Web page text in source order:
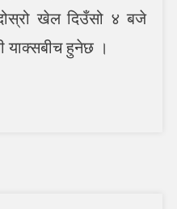
विराटनगर
खेल दिउँसो ४ बजे
याक्सबीच हुनेछ ।